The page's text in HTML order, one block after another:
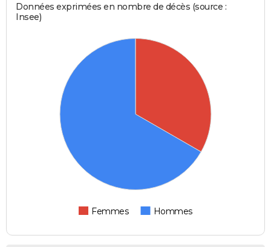
Données exprimées en nombre de décès (source :
Insee)
Femmes Hommes